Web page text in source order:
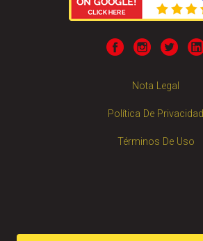
Nota Legal
Política De Privacidad
Términos De Uso